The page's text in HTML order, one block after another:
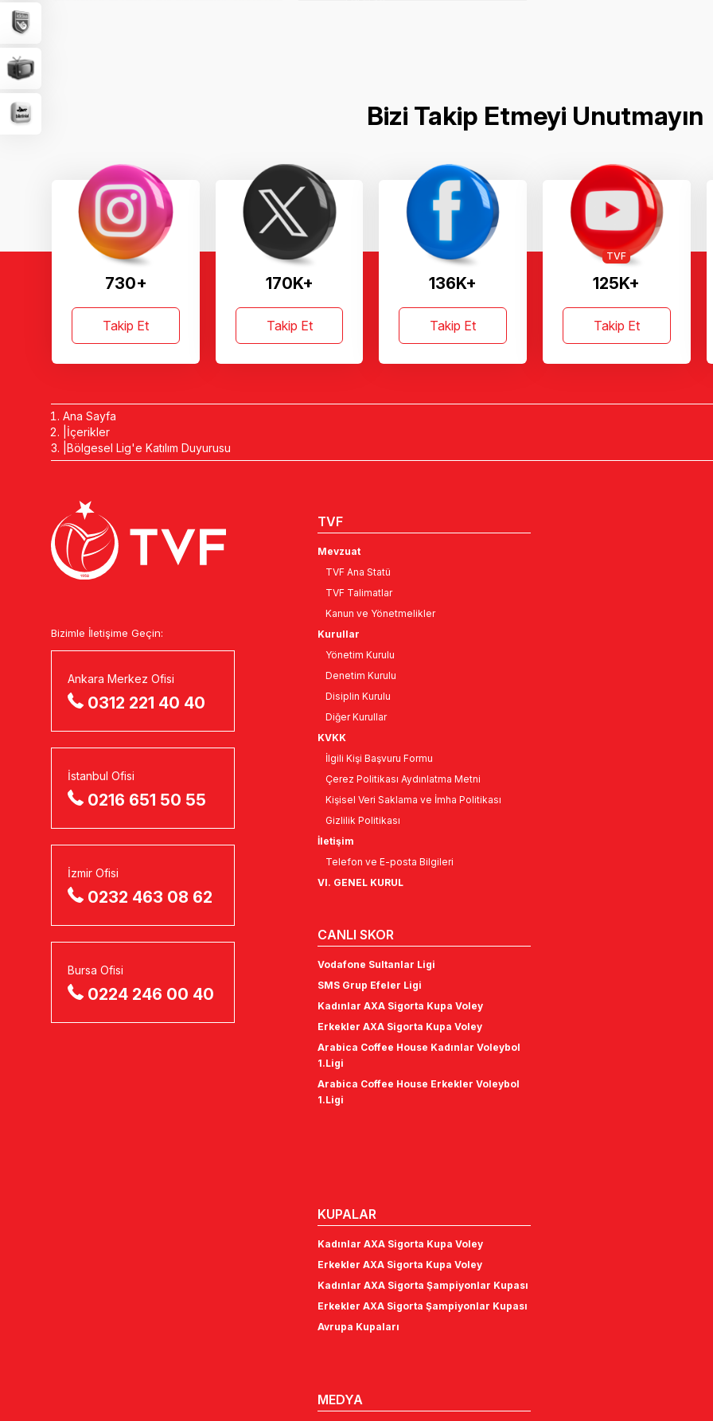
Bizi Takip Etmeyi Unutmayın
730+
Takip Et
170K+
Takip Et
136K+
Takip Et
125K+
TVF
Takip Et
Ana Sayfa
İçerikler
Bölgesel Lig'e Katılım Duyurusu
Bizimle İletişime Geçin:
Ankara Merkez Ofisi
0312 221 40 40
İstanbul Ofisi
0216 651 50 55
İzmir Ofisi
0232 463 08 62
Bursa Ofisi
0224 246 00 40
TVF
Mevzuat
TVF Ana Statü
TVF Talimatlar
Kanun ve Yönetmelikler
Kurullar
Yönetim Kurulu
Denetim Kurulu
Disiplin Kurulu
Diğer Kurullar
KVKK
İlgili Kişi Başvuru Formu
Çerez Politikası Aydınlatma Metni
Kişisel Veri Saklama ve İmha Politikası
Gizlilik Politikası
İletişim
Telefon ve E-posta Bilgileri
VI. GENEL KURUL
CANLI SKOR
Vodafone Sultanlar Ligi
SMS Grup Efeler Ligi
Kadınlar AXA Sigorta Kupa Voley
Erkekler AXA Sigorta Kupa Voley
Arabica Coffee House Kadınlar Voleybol
1.Ligi
Arabica Coffee House Erkekler Voleybol
1.Ligi
KUPALAR
Kadınlar AXA Sigorta Kupa Voley
Erkekler AXA Sigorta Kupa Voley
Kadınlar AXA Sigorta Şampiyonlar Kupası
Erkekler AXA Sigorta Şampiyonlar Kupası
Avrupa Kupaları
MEDYA